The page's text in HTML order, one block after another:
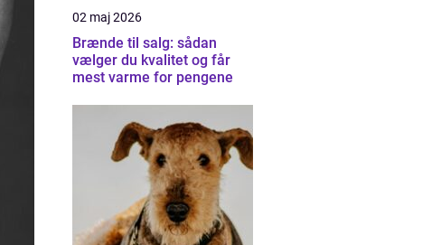
02 maj 2026
Brænde til salg: sådan
vælger du kvalitet og får
mest varme for pengene